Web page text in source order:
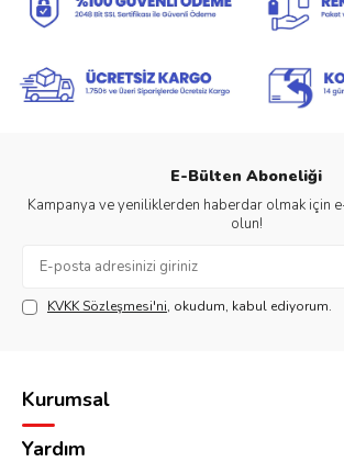
E-Bülten Aboneliği
Kampanya ve yeniliklerden haberdar olmak için
olun!
KVKK Sözleşmesi'ni, okudum, kabul ediyorum.
Kurumsal
Yardım